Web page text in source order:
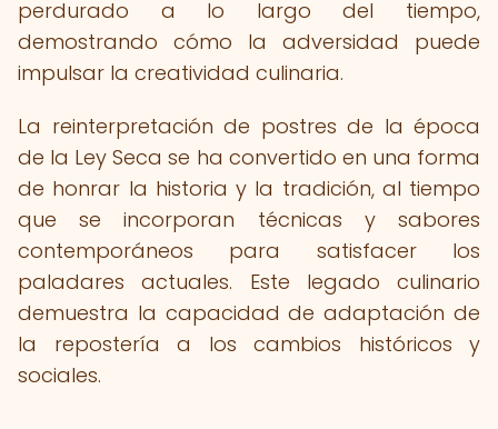
perdurado a lo largo del tiempo,
demostrando cómo la adversidad puede
impulsar la creatividad culinaria.
La reinterpretación de postres de la época
de la Ley Seca se ha convertido en una forma
de honrar la historia y la tradición, al tiempo
que se incorporan técnicas y sabores
contemporáneos para satisfacer los
paladares actuales. Este legado culinario
demuestra la capacidad de adaptación de
la repostería a los cambios históricos y
sociales.